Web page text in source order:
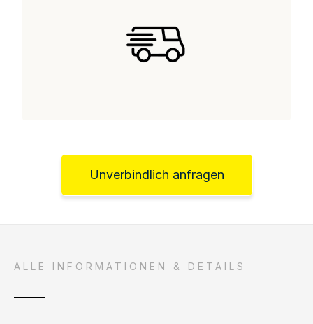
Unverbindlich anfragen
ALLE INFORMATIONEN & DETAILS